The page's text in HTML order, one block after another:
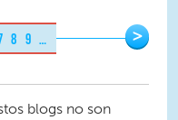
8 9 … >
blogs no son